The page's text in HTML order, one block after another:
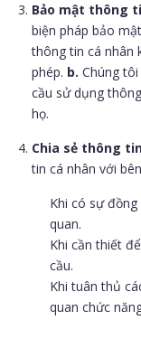
Bảo mật thông
biện pháp bảo
thông tin cá nhân
phép. b. Chúng
cầu sử dụng
họ.
Chia sẻ thông
tin cá nhân với
Khi có sự
quan.
Khi cần thiết
cầu.
Khi tuân thủ
quan